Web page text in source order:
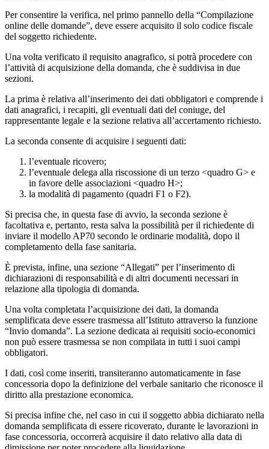
Per consentire la verifica, nel primo pannello della “Compilazione
online delle domande”, deve essere acquisito il solo codice fiscale
del soggetto richiedente.
Una volta verificato il requisito anagrafico, si potrà procedere con
l’attività di acquisizione della domanda, che è suddivisa in due
sezioni.
La prima è relativa all’inserimento dei dati obbligatori e comprende i
dati anagrafici, i recapiti, gli eventuali dati del coniuge, del
rappresentante legale e la sezione relativa all’accertamento richiesto.
La seconda consente di acquisire i seguenti dati:
l’eventuale ricovero;
l’eventuale delega alla riscossione di un terzo <quadro G> e
in favore delle associazioni <quadro H>;
la modalità di pagamento (quadri F1 o F2).
Si precisa che, in questa fase di avvio, la seconda sezione è
facoltativa e, pertanto, resta salva la possibilità per il richiedente di
inviare il modello AP70 secondo le ordinarie modalità, dopo il
completamento della fase sanitaria.
È prevista, infine, una sezione “Allegati” per l’inserimento di
dichiarazioni di responsabilità e di altri documenti necessari in
relazione alla tipologia di domanda.
Una volta completata l’acquisizione dei dati, la domanda
semplificata deve essere trasmessa all’Istituto attraverso la funzione
“Invio domanda”. La sezione dedicata ai requisiti socio-economici
non può essere trasmessa se non compilata in tutti i suoi campi
obbligatori.
I dati, così come inseriti, transiteranno automaticamente in fase
concessoria dopo la definizione del verbale sanitario che riconosce il
diritto alla prestazione economica.
Si precisa infine che, nel caso in cui il soggetto abbia dichiarato nella
domanda semplificata di essere ricoverato, durante le lavorazioni in
fase concessoria, occorrerà acquisire il dato relativo alla data di